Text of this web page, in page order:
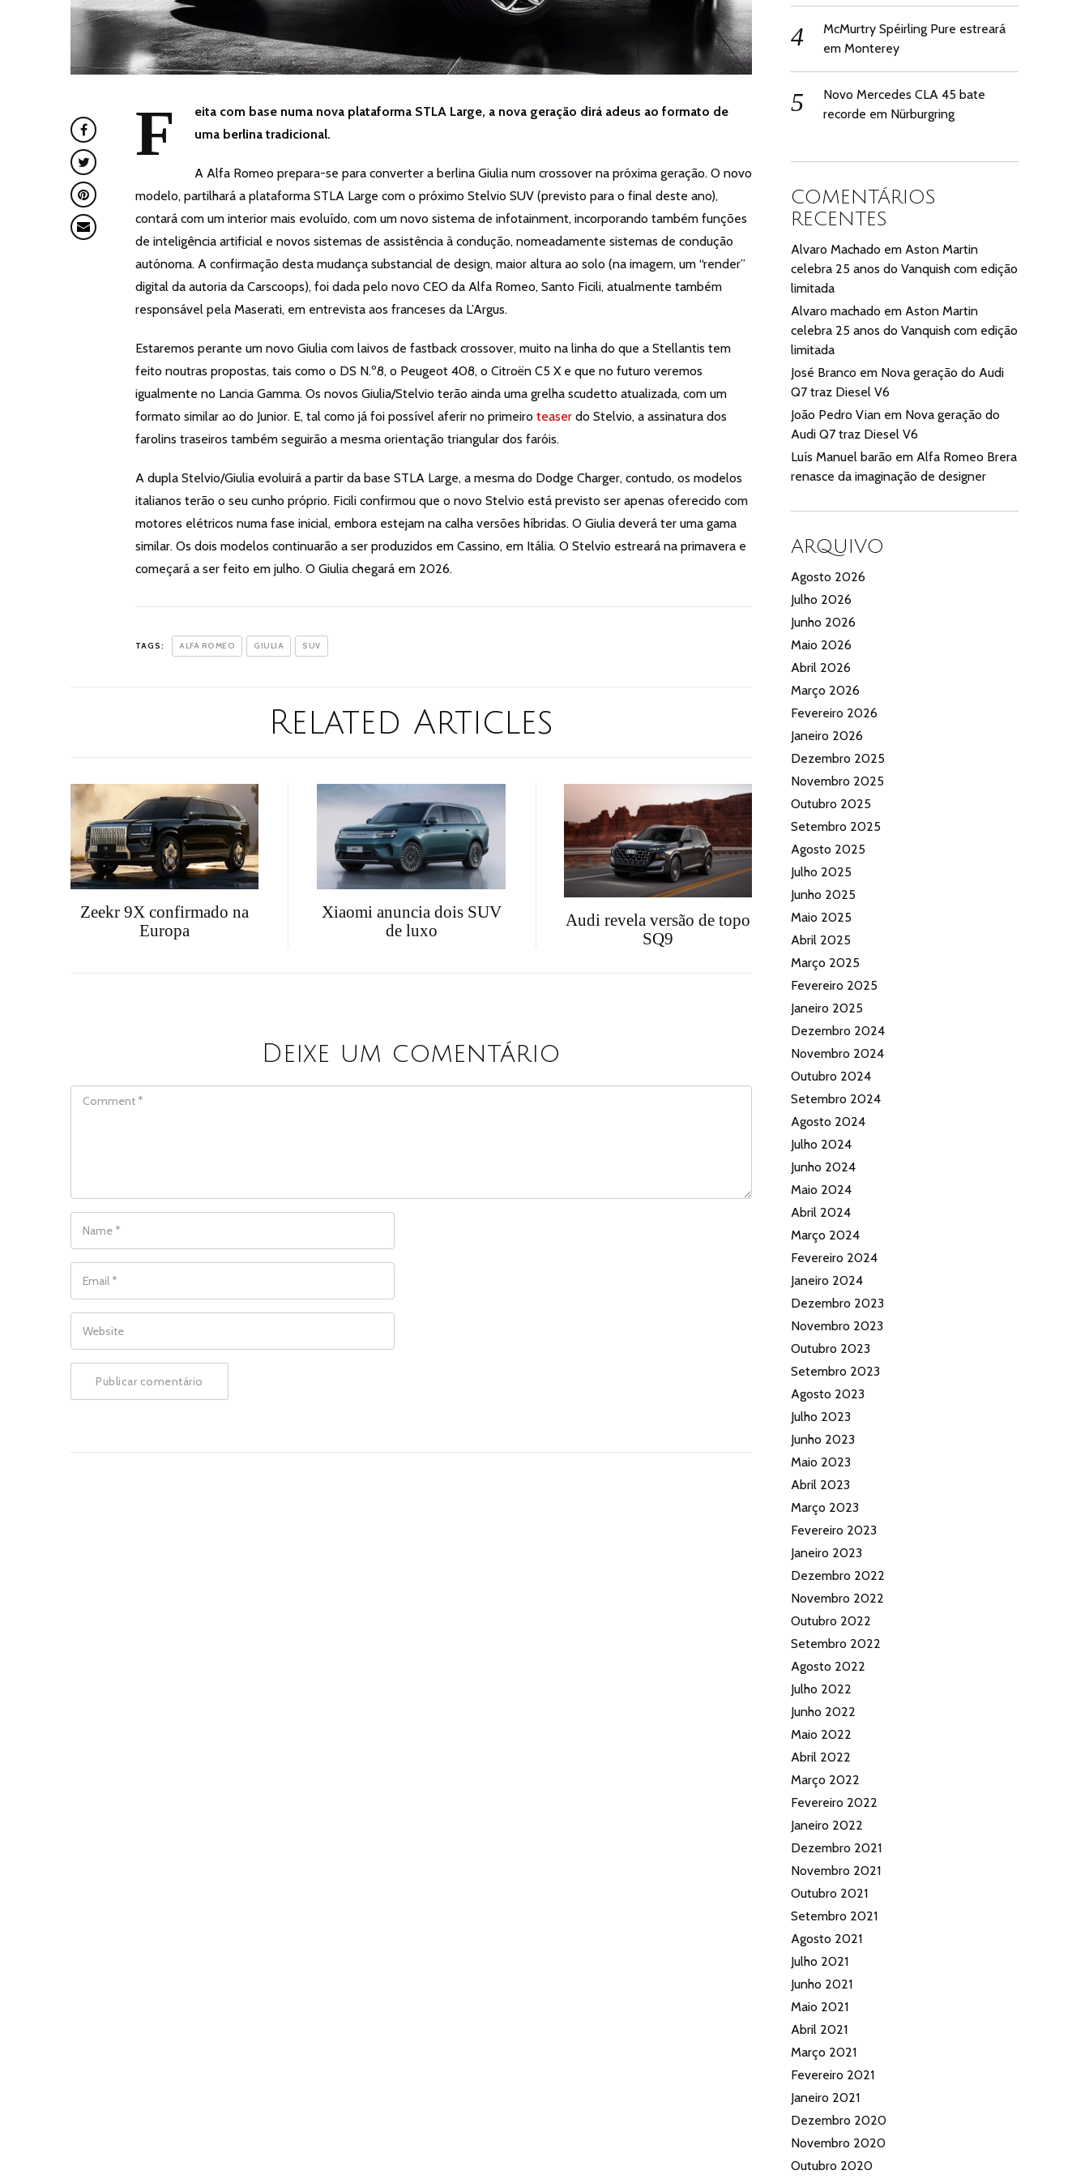
F
eita com base numa nova plataforma STLA Large, a nova geração dirá adeus ao formato de
uma berlina tradicional.
A Alfa Romeo prepara-se para converter a berlina Giulia num crossover na próxima geração. O novo
modelo, partilhará a plataforma STLA Large com o próximo Stelvio SUV (previsto para o final deste ano),
contará com um interior mais evoluído, com um novo sistema de infotainment, incorporando também funções
de inteligência artificial e novos sistemas de assistência à condução, nomeadamente sistemas de condução
autónoma. A confirmação desta mudança substancial de design, maior altura ao solo (na imagem, um “render”
digital da autoria da Carscoops), foi dada pelo novo CEO da Alfa Romeo, Santo Ficili, atualmente também
responsável pela Maserati, em entrevista aos franceses da L’Argus.
Estaremos perante um novo Giulia com laivos de fastback crossover, muito na linha do que a Stellantis tem
feito noutras propostas, tais como o DS N.º8, o Peugeot 408, o Citroën C5 X e que no futuro veremos
igualmente no Lancia Gamma. Os novos Giulia/Stelvio terão ainda uma grelha scudetto atualizada, com um
formato similar ao do Junior. E, tal como já foi possível aferir no primeiro teaser do Stelvio, a assinatura dos
farolins traseiros também seguirão a mesma orientação triangular dos faróis.
A dupla Stelvio/Giulia evoluirá a partir da base STLA Large, a mesma do Dodge Charger, contudo, os modelos
italianos terão o seu cunho próprio. Ficili confirmou que o novo Stelvio está previsto ser apenas oferecido com
motores elétricos numa fase inicial, embora estejam na calha versões híbridas. O Giulia deverá ter uma gama
similar. Os dois modelos continuarão a ser produzidos em Cassino, em Itália. O Stelvio estreará na primavera e
começará a ser feito em julho. O Giulia chegará em 2026.
TAGS: ALFA ROMEO GIULIA SUV
Related Articles
Zeekr 9X confirmado na
Europa
Xiaomi anuncia dois SUV
de luxo
Audi revela versão de topo
SQ9
Deixe um comentário
McMurtry Spéirling Pure estreará
em Monterey
Novo Mercedes CLA 45 bate
recorde em Nürburgring
COMENTÁRIOS
RECENTES
Alvaro Machado emAston Martin
celebra 25 anos do Vanquish com edição
limitada
Alvaro machado emAston Martin
celebra 25 anos do Vanquish com edição
limitada
José Branco em Nova geração do Audi
Q7 traz Diesel V6
João Pedro Vian em Nova geração do
Audi Q7 traz Diesel V6
Luís Manuel barão emAlfa Romeo Brera
renasce da imaginação de designer
ARQUIVO
Agosto 2026
Julho 2026
Junho 2026
Maio 2026
Abril 2026
Março 2026
Fevereiro 2026
Janeiro 2026
Dezembro 2025
Novembro 2025
Outubro 2025
Setembro 2025
Agosto 2025
Julho 2025
Junho 2025
Maio 2025
Abril 2025
Março 2025
Fevereiro 2025
Janeiro 2025
Dezembro 2024
Novembro 2024
Outubro 2024
Setembro 2024
Agosto 2024
Julho 2024
Junho 2024
Maio 2024
Abril 2024
Março 2024
Fevereiro 2024
Janeiro 2024
Dezembro 2023
Novembro 2023
Outubro 2023
Setembro 2023
Agosto 2023
Julho 2023
Junho 2023
Maio 2023
Abril 2023
Março 2023
Fevereiro 2023
Janeiro 2023
Dezembro 2022
Novembro 2022
Outubro 2022
Setembro 2022
Agosto 2022
Julho 2022
Junho 2022
Maio 2022
Abril 2022
Março 2022
Fevereiro 2022
Janeiro 2022
Dezembro 2021
Novembro 2021
Outubro 2021
Setembro 2021
Agosto 2021
Julho 2021
Junho 2021
Maio 2021
Abril 2021
Março 2021
Fevereiro 2021
Janeiro 2021
Dezembro 2020
Novembro 2020
Outubro 2020